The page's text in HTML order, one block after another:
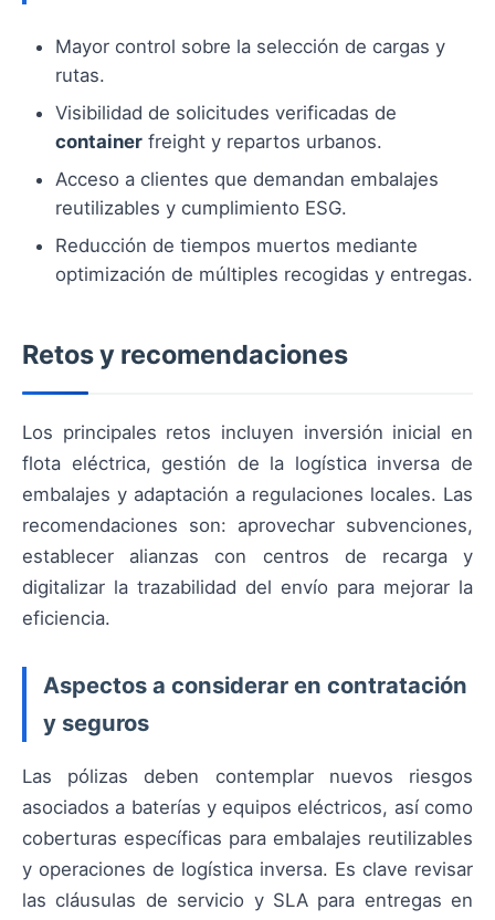
Mayor control sobre la selección de cargas y
rutas.
Visibilidad de solicitudes verificadas de
container freight y repartos urbanos.
Acceso a clientes que demandan embalajes
reutilizables y cumplimiento ESG.
Reducción de tiempos muertos mediante
optimización de múltiples recogidas y entregas.
Retos y recomendaciones
Los principales retos incluyen inversión inicial en
flota eléctrica, gestión de la logística inversa de
embalajes y adaptación a regulaciones locales. Las
recomendaciones son: aprovechar subvenciones,
establecer alianzas con centros de recarga y
digitalizar la trazabilidad del envío para mejorar la
eficiencia.
Aspectos a considerar en contratación
y seguros
Las pólizas deben contemplar nuevos riesgos
asociados a baterías y equipos eléctricos, así como
coberturas específicas para embalajes reutilizables
y operaciones de logística inversa. Es clave revisar
las cláusulas de servicio y SLA para entregas en